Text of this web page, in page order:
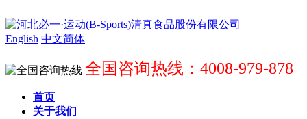
English 中文简体
全国咨询热线：4008-979-878
首页
关于我们